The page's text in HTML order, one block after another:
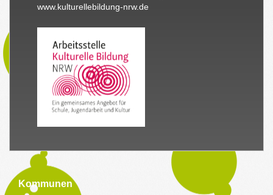
www.kulturellebildung-nrw.de
Kommunen